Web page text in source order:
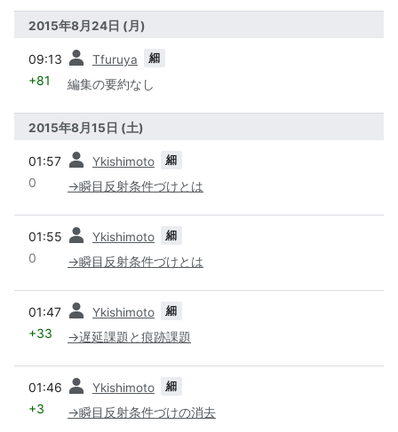
2015年8月24日 (月)
09:13 Tfuruya 細
+81 編集の要約なし
2015年8月15日 (土)
01:57 Ykishimoto 細
0 →瞬目反射条件づけとは
01:55 Ykishimoto 細
0 →瞬目反射条件づけとは
01:47 Ykishimoto 細
+33 →遅延課題と痕跡課題
01:46 Ykishimoto 細
+3 →瞬目反射条件づけの消去